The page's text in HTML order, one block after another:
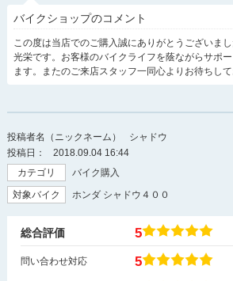
バイクショップのコメント
この度は当店でのご購入誠にありがとうございま
光栄です。お客様のバイクライフを蔭ながらサポ
ます。またのご来店スタッフ一同心よりお待ちし
投稿者名（ニックネーム）
シャドウ
投稿日：
2018.09.04 16:44
カテゴリ
バイク購入
対象バイク
ホンダ シャドウ４００
総合評価 5
問い合わせ対応 5